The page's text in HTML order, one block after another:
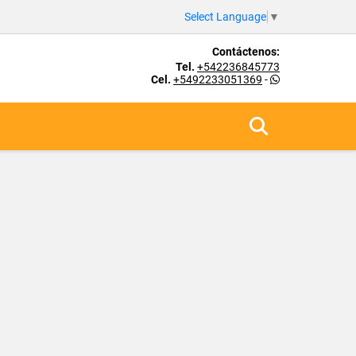
Select Language ▼
Contáctenos:
Tel. +542236845773
Cel. +5492233051369 -